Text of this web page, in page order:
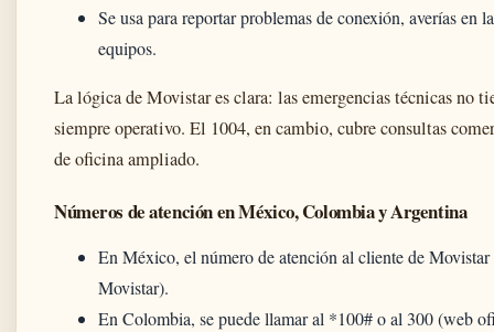
Se usa para reportar problemas de conexión, averías en
equipos.
La lógica de Movistar es clara: las emergencias técnicas no
siempre operativo. El 1004, en cambio, cubre consultas
de oficina ampliado.
Números de atención en México, Colombia y Argentina
En México, el número de atención al cliente de
Movistar).
En Colombia, se puede llamar al *100# o al 300 (web